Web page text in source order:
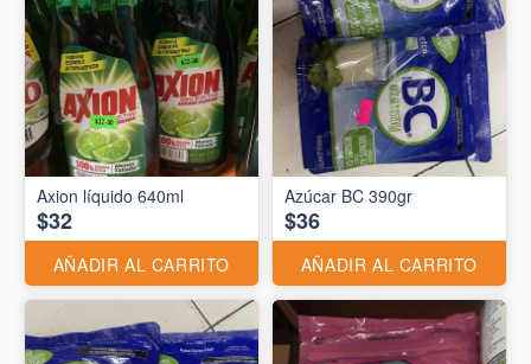
Axion líquido 640ml
$32
AÑADIR AL CARRITO
Azúcar BC 390gr
$36
AÑADIR AL CARRITO